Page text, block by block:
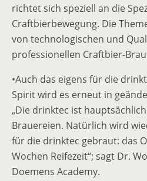
richtet sich speziell an die
Craftbierbewegung. Die
von technologischen und
professionellen Craftbier-
•Auch das eigens für die
Spirit wird es erneut in
„Die drinktec ist
Brauereien. Natürlich wird
für die drinktec gebraut: das
Wochen Reifezeit“; sagt Dr.
Doemens Academy.